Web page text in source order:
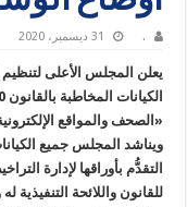
. 31 ديسمبر، 2020
يعلن المجلس الأعلى لتنظيم
«الصحف والمواقع
التقدُّم بأوراقها لإدارة
للقانون واللائحة التنفيذية